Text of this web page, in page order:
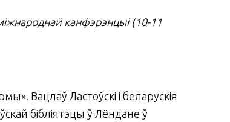
канфэрэнцыі (10-11
Вацлаў Ластоўскі і беларускія
бібліятэцы ў Лёндане ў